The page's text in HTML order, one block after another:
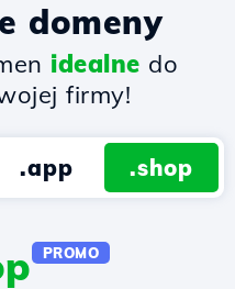
domeny
idealne do
firmy!
.app .shop
PROMO